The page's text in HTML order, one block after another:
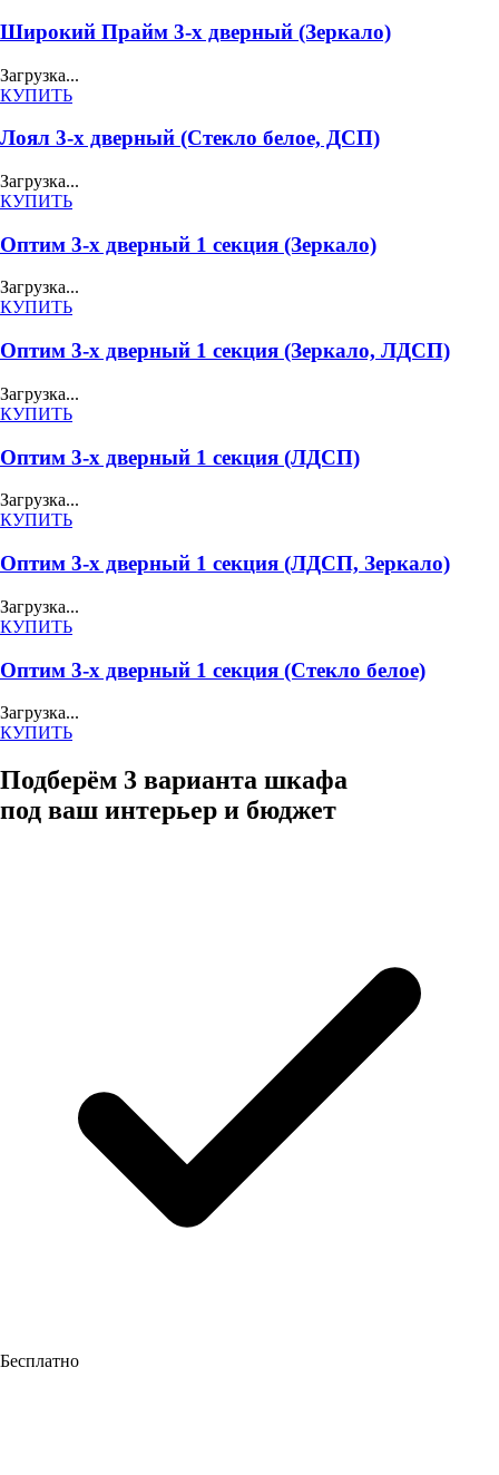
Широкий Прайм 3-х дверный (Зеркало)
Загрузка...
КУПИТЬ
Лоял 3-х дверный (Стекло белое, ДСП)
Загрузка...
КУПИТЬ
Оптим 3-х дверный 1 секция (Зеркало)
Загрузка...
КУПИТЬ
Оптим 3-х дверный 1 секция (Зеркало, ЛДСП)
Загрузка...
КУПИТЬ
Оптим 3-х дверный 1 секция (ЛДСП)
Загрузка...
КУПИТЬ
Оптим 3-х дверный 1 секция (ЛДСП, Зеркало)
Загрузка...
КУПИТЬ
Оптим 3-х дверный 1 секция (Стекло белое)
Загрузка...
КУПИТЬ
Подберём 3 варианта шкафа
под ваш интерьер и бюджет
Бесплатно